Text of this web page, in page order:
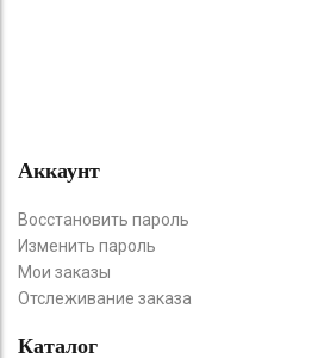
Аккаунт
Восстановить пароль
Изменить пароль
Мои заказы
Отслеживание заказа
Каталог